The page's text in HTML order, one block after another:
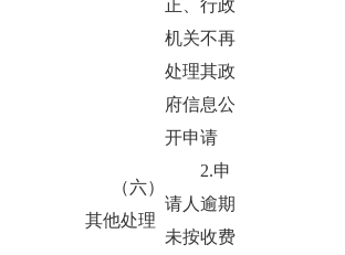
（六）
其他处理
正、行政
机关不再
处理其政
府信息公
开申请
2.申
请人逾期
未按收费